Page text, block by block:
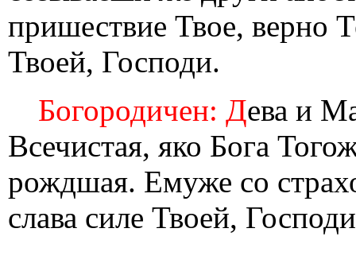
пришествие Твое, верно
Твоей, Господи.
Богородичен: Дева и
Всечистая, яко Бога
рождшая. Емуже со
слава силе Твоей,